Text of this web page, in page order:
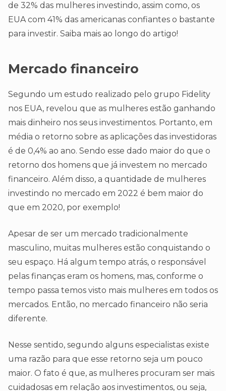
de 32% das mulheres investindo, assim como, os
EUA com 41% das americanas confiantes o bastante
para investir. Saiba mais ao longo do artigo!
Mercado financeiro
Segundo um estudo realizado pelo grupo Fidelity
nos EUA, revelou que as mulheres estão ganhando
mais dinheiro nos seus investimentos. Portanto, em
média o retorno sobre as aplicações das investidoras
é de 0,4% ao ano. Sendo esse dado maior do que o
retorno dos homens que já investem no mercado
financeiro. Além disso, a quantidade de mulheres
investindo no mercado em 2022 é bem maior do
que em 2020, por exemplo!
Apesar de ser um mercado tradicionalmente
masculino, muitas mulheres estão conquistando o
seu espaço. Há algum tempo atrás, o responsável
pelas finanças eram os homens, mas, conforme o
tempo passa temos visto mais mulheres em todos os
mercados. Então, no mercado financeiro não seria
diferente.
Nesse sentido, segundo alguns especialistas existe
uma razão para que esse retorno seja um pouco
maior. O fato é que, as mulheres procuram ser mais
cuidadosas em relação aos investimentos, ou seja,